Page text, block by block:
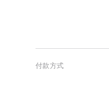
付款方式